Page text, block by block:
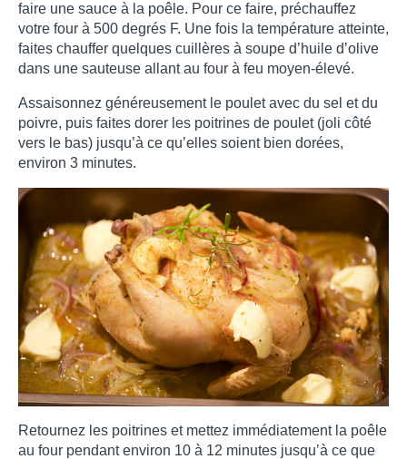
faire une sauce à la poêle. Pour ce faire, préchauffez
votre four à 500 degrés F. Une fois la température atteinte,
faites chauffer quelques cuillères à soupe d’huile d’olive
dans une sauteuse allant au four à feu moyen-élevé.
Assaisonnez généreusement le poulet avec du sel et du
poivre, puis faites dorer les poitrines de poulet (joli côté
vers le bas) jusqu’à ce qu’elles soient bien dorées,
environ 3 minutes.
Retournez les poitrines et mettez immédiatement la poêle
au four pendant environ 10 à 12 minutes jusqu’à ce que